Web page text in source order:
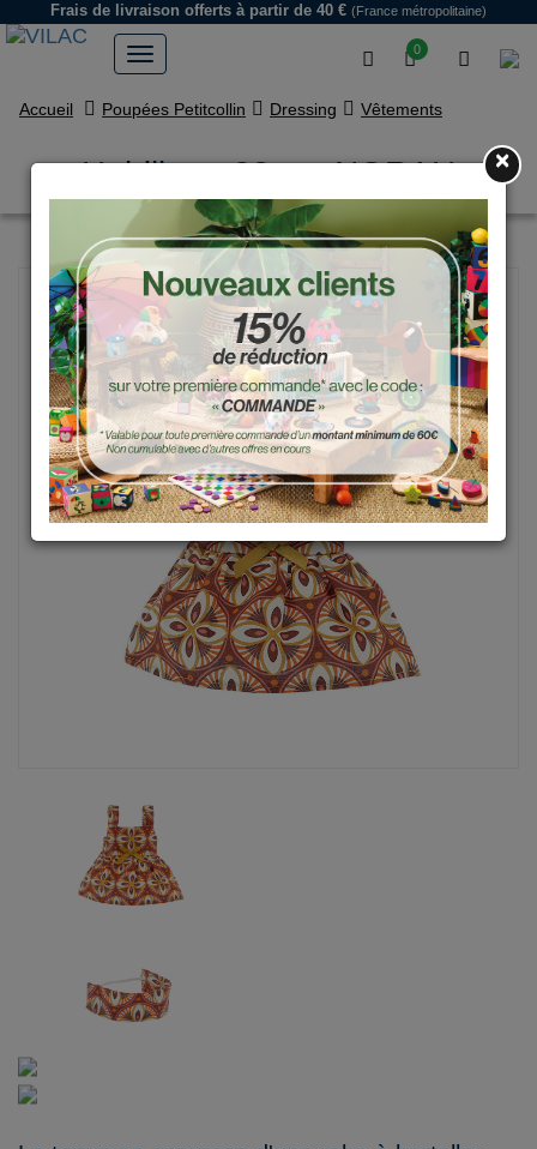
0
Frais de livraison offerts à partir de 40 € (France métropolitaine)
Accueil Poupées Petitcollin Dressing Vêtements
Habillage 28 cm NORAH ×